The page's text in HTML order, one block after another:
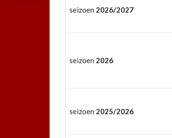
seizoen 2026/2027
seizoen 2026
seizoen 2025/2026